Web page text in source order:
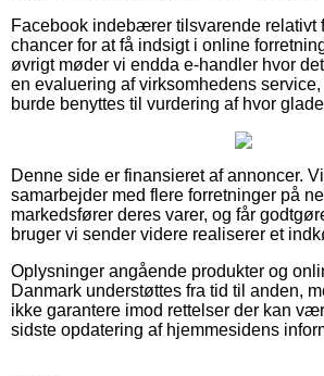
Facebook indebærer tilsvarende relativt
chancer for at få indsigt i online
øvrigt møder vi endda e-handler hvor
en evaluering af virksomhedens
burde benyttes til vurdering af hvor
Denne side er finansieret af annoncer.
samarbejder med flere forretninger på
markedsfører deres varer, og får
bruger vi sender videre realiserer et
Oplysninger angående produkter og
Danmark understøttes fra tid til anden,
ikke garantere imod rettelser der kan
sidste opdatering af hjemmesidens